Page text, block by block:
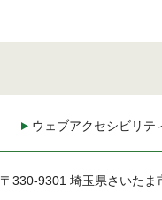
ウェブアクセシビリテ
〒330-9301 埼玉県さいた